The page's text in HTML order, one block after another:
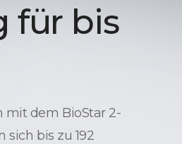
für bis
mit dem BioStar 2-
sich bis zu 192